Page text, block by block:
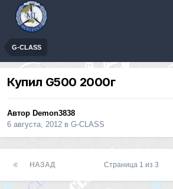
G-CLASS
Купил G500 2000г
Автор Demon3838
6 августа, 2012 в G-CLASS
НАЗАД Страница 1 из 3